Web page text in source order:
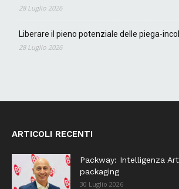
28 Luglio 2026
Liberare il pieno potenziale delle piega-
28 Luglio 2026
ARTICOLI RECENTI
Packway: Intelligenza
packaging
30 Luglio 2026